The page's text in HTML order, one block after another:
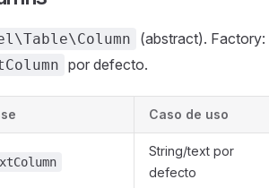
(abstract). Factory:
por defecto.
Caso de uso
String/text por
defecto